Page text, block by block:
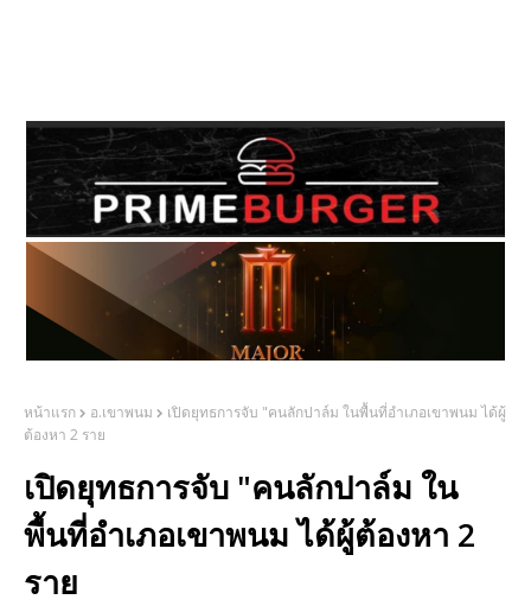
หน้าแรก อ.เขาพนม
เปิดยุทธการจับ "คนลักปาล์ม ในพื้นที่อำเภอเขาพนม ได้ผู้
ต้องหา 2 ราย
เปิดยุทธการจับ "คนลักปาล์ม ใน
พื้นที่อำเภอเขาพนม ได้ผู้ต้องหา 2
ราย